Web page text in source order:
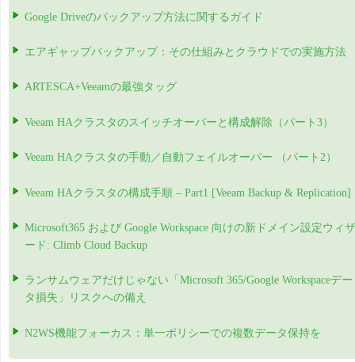
Google Driveのバックアップ方法に関するガイド
エアギャップバックアップ：その仕組みとクラウドでの実施方法
ARTESCA+Veeamの最強タッグ
Veeam HAクラスタのスイッチオーバーと構成解除（パート3）
Veeam HAクラスタの手動／自動フェイルオーバー （パート2）
Veeam HAクラスタの構成手順 – Part1 [Veeam Backup & Replication]
Microsoft365 および Google Workspace 向けの新ドメイン設定ウィザ
ード: Climb Cloud Backup
ランサムウェアだけじゃない「Microsoft 365/Google Workspaceデー
タ損失」リスクへの備え
N2WS機能フォーカス：単一ポリシーでの複数データ保持を